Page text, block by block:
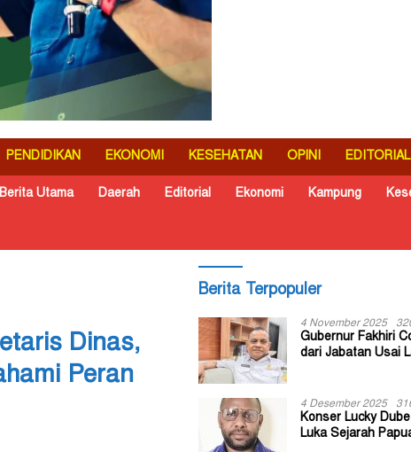
PENDIDIKAN EKONOMI KESEHATAN OPINI EDITORIAL
Berita Utama Daerah Editorial Ekonomi Kampung
Dinas,
Peran
Berita Terpopuler
4 November 2025
Gubernur Fakhiri
dari Jabatan Usai
4 Desember 2025
Konser Lucky
Luka Sejarah